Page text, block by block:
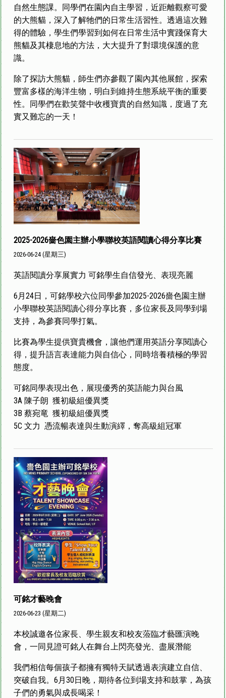
自然生態課。同學們在園內自主學習，近距離觀察可愛
的大熊貓，深入了解牠們的日常生活習性。透過這次難
得的體驗，學生們學習到如何在日常生活中實踐保育大
熊貓及其棲息地的方法，大大提升了對環境保護的意
識。
除了探訪大熊貓，師生們亦參觀了園內其他展館，探索
豐富多樣的海洋生物，明白到維持生態系統平衡的重要
性。同學們在歡笑聲中收穫寶貴的自然知識，度過了充
實又難忘的一天！
2025-2026嗇色園主辦小學聯校英語閱讀心得分享比賽
2026-06-24 (星期三)
英語閱讀分享展實力 可銘學生自信發光、表現亮麗
6月24日，可銘學校六位同學參加2025-2026嗇色園主辦
小學聯校英語閱讀心得分享比賽，多位家長及同學到場
支持，為參賽同學打氣。
比賽為學生提供寶貴機會，讓他們運用英語分享閱讀心
得，提升語言表達能力與自信心，同時培養積極的學習
態度。
可銘同學表現出色，展現優秀的英語能力與台風
3A 陳子朗 獲初級組優異獎
3B 蔡宛竜 獲初級組優異獎
5C 文力 憑流暢表達與生動演繹，奪高級組冠軍
可銘才藝晚會
2026-06-23 (星期二)
本校誠邀各位家長、學生親友和校友蒞臨才藝匯演晚
會，一同見證可銘人在舞台上閃亮發光、盡展潛能
我們相信每個孩子都擁有獨特天賦透過表演建立自信、
突破自我。6月30日晚，期待各位到場支持和鼓掌，為孩
子們的勇氣與成長喝采！